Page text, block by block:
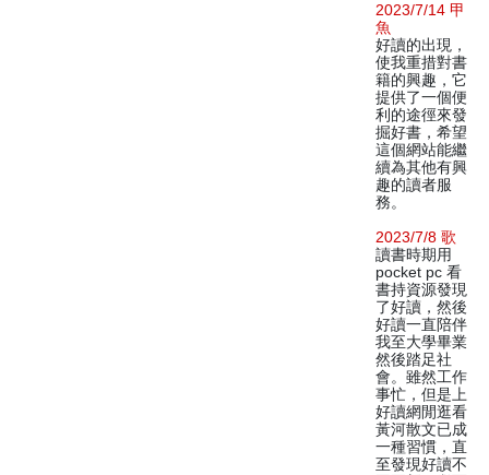
2023/7/14 甲
魚
好讀的出現，
使我重措對書
籍的興趣，它
提供了一個便
利的途徑來發
掘好書，希望
這個網站能繼
續為其他有興
趣的讀者服
務。
2023/7/8 歌
讀書時期用
pocket pc 看
書持資源發現
了好讀，然後
好讀一直陪伴
我至大學畢業
然後踏足社
會。雖然工作
事忙，但是上
好讀網閒逛看
黃河散文已成
一種習慣，直
至發現好讀不